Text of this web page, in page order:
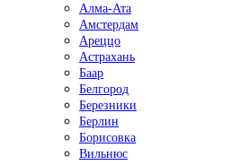
Алма-Ата
Амстердам
Ареццо
Астрахань
Баар
Белгород
Березники
Берлин
Борисовка
Вильнюс